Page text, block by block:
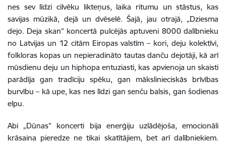
nes sev līdzi cilvēku likteņus, laika ritumu un stāstus, kas
savijas mūzikā, dejā un dvēselē. Šajā, jau otrajā, „Dziesma
dejo. Deja skan” koncertā pulcējās aptuveni 8000 dalībnieku
no Latvijas un 12 citām Eiropas valstīm – kori, deju kolektīvi,
folkloras kopas un nepieradināto tautas danču dejotāji, kā arī
mūsdienu deju un hiphopa entuziasti, kas apvienoja un skaisti
parādīja gan tradīciju spēku, gan mākslinieciskās brīvības
burvību – kā upe, kas nes līdzi gan senču balsis, gan šodienas
elpu.
Abi „Dūnas” koncerti bija enerģiju uzlādējoša, emocionāli
krāsaina pieredze ne tikai skatītājiem, bet arī dalībniekiem.